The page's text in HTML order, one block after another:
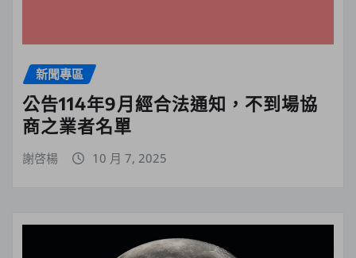
新聞專區
公告114年9月經合法通知，不到場協
商之業者名單
謝啓楊 10 月 7, 2025